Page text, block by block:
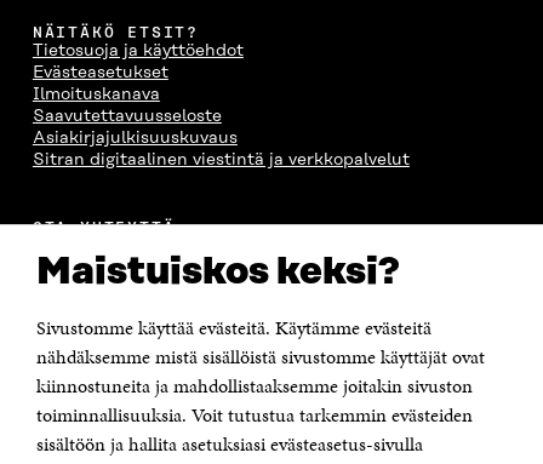
Maistuiskos keksi?
Sivustomme käyttää evästeitä. Käytämme evästeitä
nähdäksemme mistä sisällöistä sivustomme käyttäjät ovat
kiinnostuneita ja mahdollistaaksemme joitakin sivuston
toiminnallisuuksia. Voit tutustua tarkemmin evästeiden
sisältöön ja hallita asetuksiasi evästeasetus-sivulla
NÄITÄKÖ ETSIT?
Tietosuoja ja käyttöehdot
Evästeasetukset
Ilmoituskanava
Saavutettavuusseloste
Asiakirjajulkisuuskuvaus
Sitran digitaalinen viestintä ja verkkopalvelut
OTA YHTEYTTÄ
Itämerenkatu 11-13, PL 160,
00181 Helsinki
Puhelin +358 294 618 991
Sähköpostiosoite
Saapumisohjeet
Y-tunnus 0202132-3